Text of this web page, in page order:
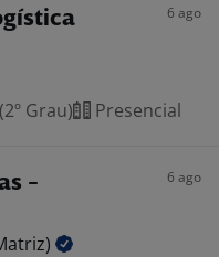
6 ago
Grau) Presencial
-
6 ago